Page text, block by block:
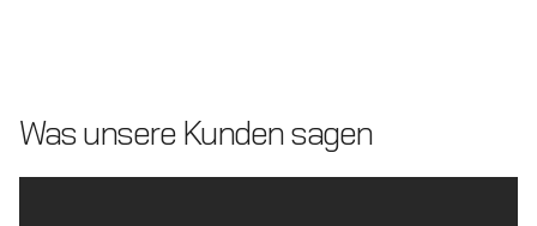
Was unsere Kunden sagen